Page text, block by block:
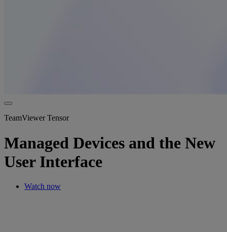
TeamViewer Tensor
Managed Devices and the New
User Interface
Watch now